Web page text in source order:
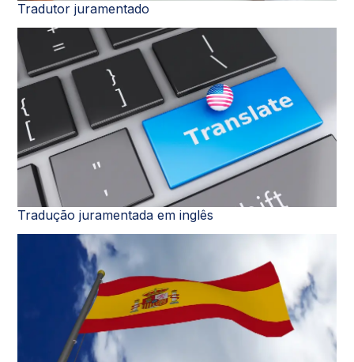
Tradutor juramentado
Tradução juramentada em inglês